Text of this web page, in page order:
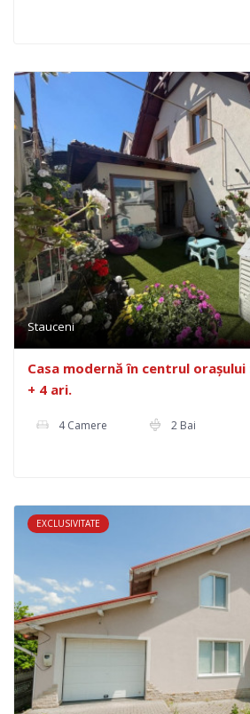
Stauceni
Casa modernă în centrul orașului
+ 4 ari.
4 Camere 2 Bai
EXCLUSIVITATE